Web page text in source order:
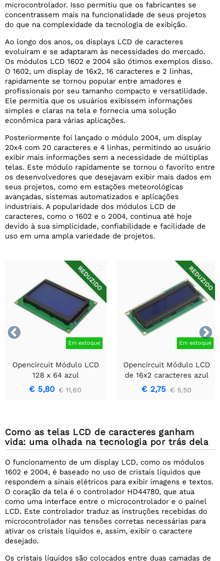
microcontrolador. Isso permitiu que os fabricantes se
concentrassem mais na funcionalidade de seus projetos
do que na complexidade da tecnologia de exibição.
Ao longo dos anos, os displays LCD de caracteres
evoluíram e se adaptaram às necessidades do mercado.
Os módulos LCD 1602 e 2004 são ótimos exemplos disso.
O 1602, um display de 16x2, 16 caracteres e 2 linhas,
rapidamente se tornou popular entre amadores e
profissionais por seu tamanho compacto e versatilidade.
Ele permitia que os usuários exibissem informações
simples e claras na tela e fornecia uma solução
econômica para várias aplicações.
Posteriormente foi lançado o módulo 2004, um display
20x4 com 20 caracteres e 4 linhas, permitindo ao usuário
exibir mais informações sem a necessidade de múltiplas
telas. Este módulo rapidamente se tornou o favorito entre
os desenvolvedores que desejavam exibir mais dados em
seus projetos, como em estações meteorológicas
avançadas, sistemas automatizados e aplicações
industriais. A popularidade dos módulos LCD de
caracteres, como o 1602 e o 2004, continua até hoje
devido à sua simplicidade, confiabilidade e facilidade de
uso em uma ampla variedade de projetos.


REDUZIDO
Em estoque
Opencircuit Módulo LCD
128 x 64 azul
€ 5,80 € 11,60
REDUZIDO
Em estoque
Opencircuit Módulo LCD
de 16x2 caracteres azul
3,3V
€ 2,75 € 5,50
Como as telas LCD de caracteres ganham
vida: uma olhada na tecnologia por trás dela
O funcionamento de um display LCD, como os módulos
1602 e 2004, é baseado no uso de cristais líquidos que
respondem a sinais elétricos para exibir imagens e textos.
O coração da tela é o controlador HD44780, que atua
como uma interface entre o microcontrolador e o painel
LCD. Este controlador traduz as instruções recebidas do
microcontrolador nas tensões corretas necessárias para
ativar os cristais líquidos e, assim, exibir o caractere
desejado.
Os cristais líquidos são colocados entre duas camadas de